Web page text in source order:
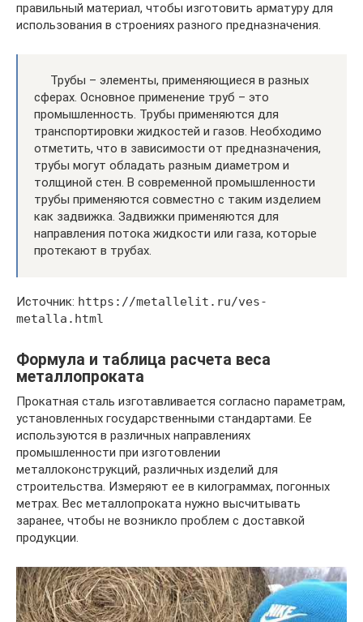
правильный материал, чтобы изготовить арматуру для
использования в строениях разного предназначения.
Трубы – элементы, применяющиеся в разных
сферах. Основное применение труб – это
промышленность. Трубы применяются для
транспортировки жидкостей и газов. Необходимо
отметить, что в зависимости от предназначения,
трубы могут обладать разным диаметром и
толщиной стен. В современной промышленности
трубы применяются совместно с таким изделием
как задвижка. Задвижки применяются для
направления потока жидкости или газа, которые
протекают в трубах.
Источник: https://metallelit.ru/ves-
metalla.html
Формула и таблица расчета веса
металлопроката
Прокатная сталь изготавливается согласно параметрам,
установленных государственными стандартами. Ее
используются в различных направлениях
промышленности при изготовлении
металлоконструкций, различных изделий для
строительства. Измеряют ее в килограммах, погонных
метрах. Вес металлопроката нужно высчитывать
заранее, чтобы не возникло проблем с доставкой
продукции.